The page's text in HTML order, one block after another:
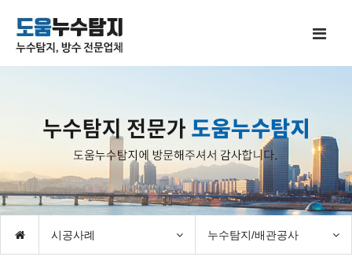
시공사례 누수탐지/배관공사